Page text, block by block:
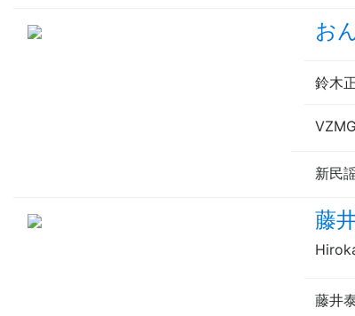
お
鈴木
新民
藤
藤井